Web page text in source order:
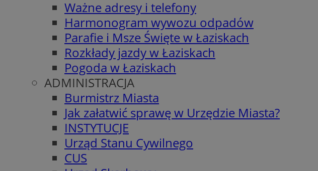
Ważne adresy i telefony
Harmonogram wywozu odpadów
Parafie i Msze Święte w Łaziskach
Rozkłady jazdy w Łaziskach
Pogoda w Łaziskach
ADMINISTRACJA
Burmistrz Miasta
Jak załatwić sprawę w Urzędzie Miasta?
INSTYTUCJE
Urząd Stanu Cywilnego
CUS